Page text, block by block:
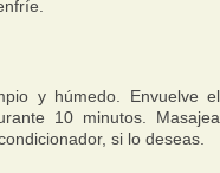
y húmedo. Envuelve el
10 minutos. Masajea
si lo deseas.